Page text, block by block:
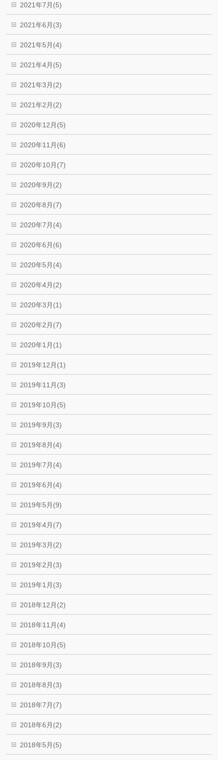
2021年7月(5)
2021年6月(3)
2021年5月(4)
2021年4月(5)
2021年3月(2)
2021年2月(2)
2020年12月(5)
2020年11月(6)
2020年10月(7)
2020年9月(2)
2020年8月(7)
2020年7月(4)
2020年6月(6)
2020年5月(4)
2020年4月(2)
2020年3月(1)
2020年2月(7)
2020年1月(1)
2019年12月(1)
2019年11月(3)
2019年10月(5)
2019年9月(3)
2019年8月(4)
2019年7月(4)
2019年6月(4)
2019年5月(9)
2019年4月(7)
2019年3月(2)
2019年2月(3)
2019年1月(3)
2018年12月(2)
2018年11月(4)
2018年10月(5)
2018年9月(3)
2018年8月(3)
2018年7月(7)
2018年6月(2)
2018年5月(5)